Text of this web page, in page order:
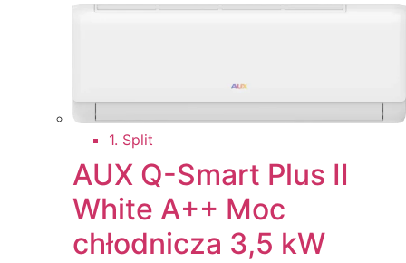
1. Split
AUX Q-Smart Plus II
White A++ Moc
chłodnicza 3,5 kW